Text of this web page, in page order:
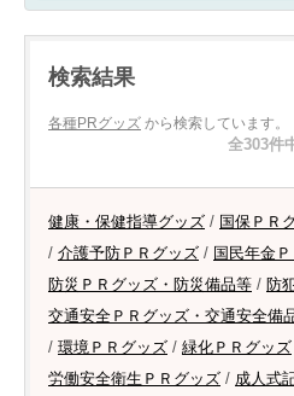
検索結果
各種PRグッズ から検索しています。
全303件
健康・保健指導グッズ / 国保ＰＲ
/ 介護予防ＰＲグッズ / 国民年金
防災ＰＲグッズ・防災備品等 / 防
交通安全ＰＲグッズ・交通安全備
/ 環境ＰＲグッズ / 緑化ＰＲグッズ
労働安全衛生ＰＲグッズ / 成人式